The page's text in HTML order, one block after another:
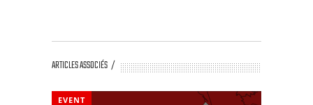
ARTICLES ASSOCIÉS
EVENT